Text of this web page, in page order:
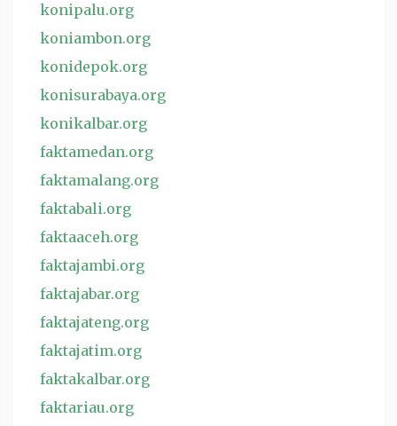
konipalu.org
koniambon.org
konidepok.org
konisurabaya.org
konikalbar.org
faktamedan.org
faktamalang.org
faktabali.org
faktaaceh.org
faktajambi.org
faktajabar.org
faktajateng.org
faktajatim.org
faktakalbar.org
faktariau.org